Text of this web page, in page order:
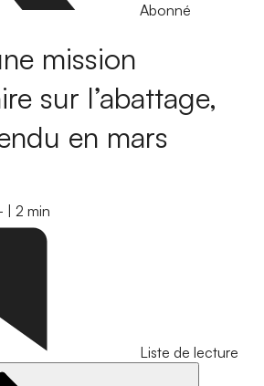
Abonné
mission
sur l’abattage,
en mars
2 min
Liste de lecture